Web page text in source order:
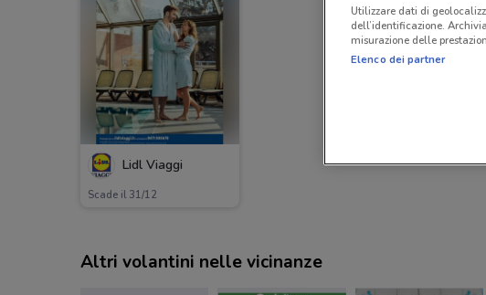
Lidl Viaggi
Scade il 31/12
Altri volantini nelle vicinanze
Utilizzare dati di
dell’identificazione.
misurazione delle
Elenco dei partner